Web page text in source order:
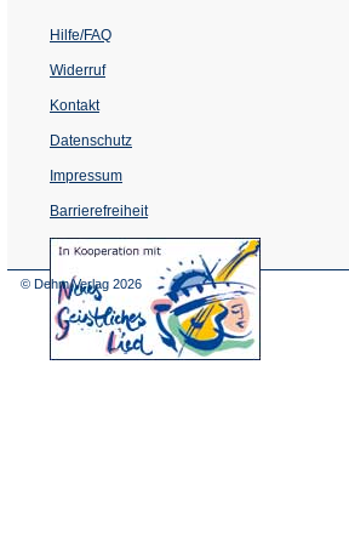
Hilfe/FAQ
Widerruf
Kontakt
Datenschutz
Impressum
Barrierefreiheit
(Öffnet
in
© Dehm Verlag 2026